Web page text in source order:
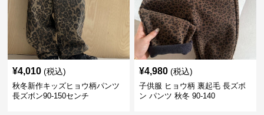
¥4,010 (税込)
秋冬新作キッズヒョウ柄パンツ
長ズボン90-150センチ
¥4,980 (税込)
子供服 ヒョウ柄 裏起毛 長ズボ
ン パンツ 秋冬 90-140